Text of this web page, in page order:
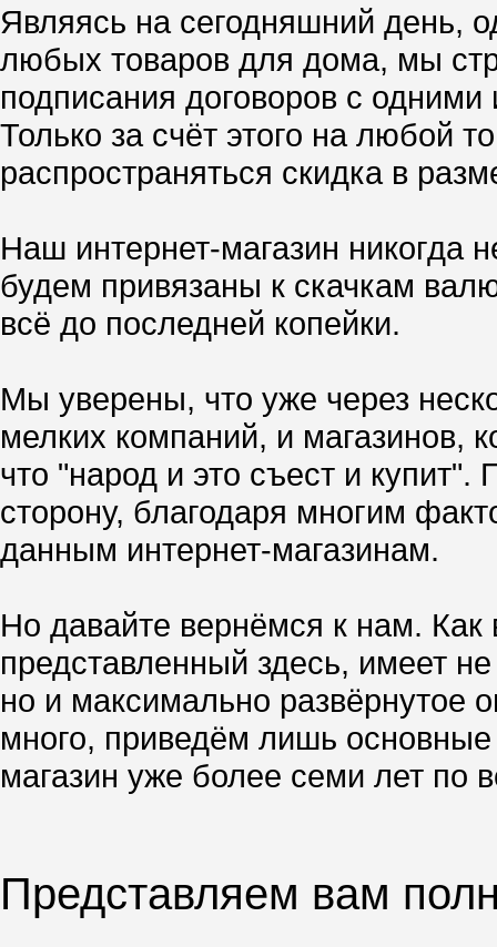
Являясь на сегодняшний день,
любых товаров для дома, мы
подписания договоров с
Только за счёт этого на любой
распространяться скидка в
Наш интернет-магазин никогда
будем привязаны к скачкам
всё до последней копейки.
Мы уверены, что уже через
мелких компаний, и магазинов,
что "народ и это съест и
сторону, благодаря многим
данным интернет-магазинам.
Но давайте вернёмся к нам. Как
представленный здесь, имеет
но и максимально развёрнутое
много, приведём лишь
магазин уже более семи лет по
Представляем вам